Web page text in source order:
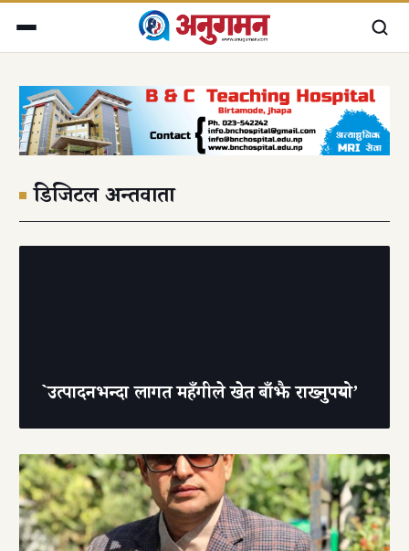
डिजिटल अन्तर्वार्ता
`उत्पादनभन्दा लागत महँगीले खेत बाँझै राख्नुपर्‍यो’